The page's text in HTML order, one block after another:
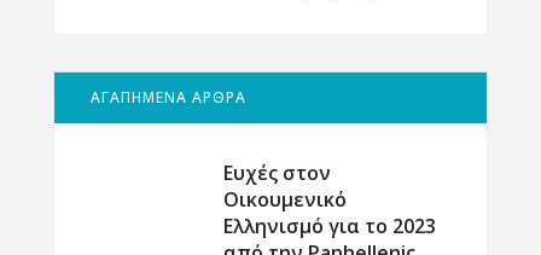
ΑΓΑΠΗΜΕΝΑ ΑΡΘΡΑ
Ευχές στον
Οικουμενικό
Ελληνισμό για το 2023